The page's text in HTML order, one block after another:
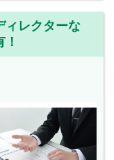
ィレクターな